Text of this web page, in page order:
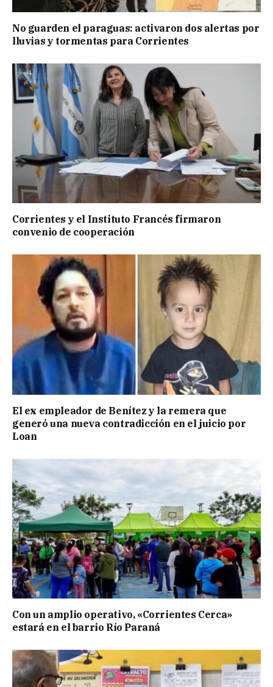
No guarden el paraguas: activaron dos alertas por
lluvias y tormentas para Corrientes
Corrientes y el Instituto Francés firmaron
convenio de cooperación
El ex empleador de Benítez y la remera que
generó una nueva contradicción en el juicio por
Loan
Con un amplio operativo, «Corrientes Cerca»
estará en el barrio Río Paraná